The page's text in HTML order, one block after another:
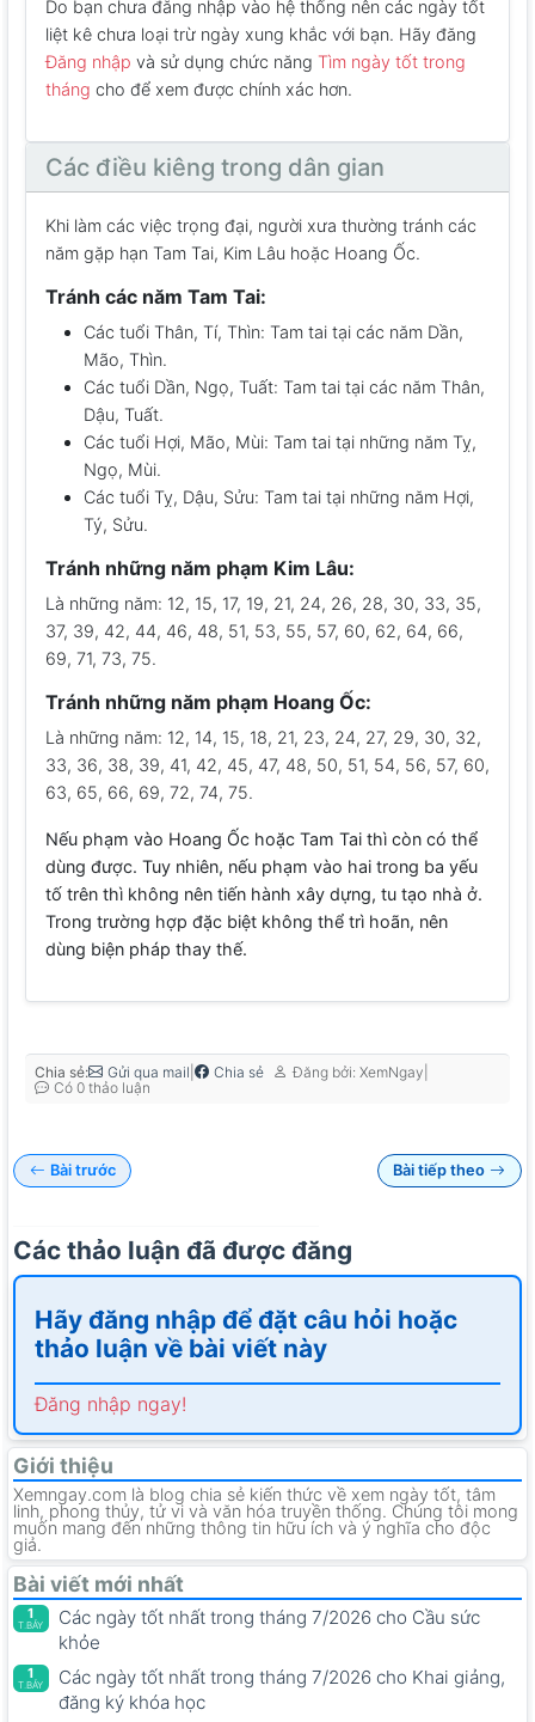
Do bạn chưa đăng nhập vào hệ thống nên các ngày tốt
liệt kê chưa loại trừ ngày xung khắc với bạn. Hãy đăng
Đăng nhập và sử dụng chức năng Tìm ngày tốt trong
tháng cho để xem được chính xác hơn.
Các điều kiêng trong dân gian
Khi làm các việc trọng đại, người xưa thường tránh các
năm gặp hạn Tam Tai, Kim Lâu hoặc Hoang Ốc.
Tránh các năm Tam Tai:
Các tuổi Thân, Tí, Thìn: Tam tai tại các năm Dần,
Mão, Thìn.
Các tuổi Dần, Ngọ, Tuất: Tam tai tại các năm Thân,
Dậu, Tuất.
Các tuổi Hợi, Mão, Mùi: Tam tai tại những năm Tỵ,
Ngọ, Mùi.
Các tuổi Tỵ, Dậu, Sửu: Tam tai tại những năm Hợi,
Tý, Sửu.
Tránh những năm phạm Kim Lâu:
Là những năm: 12, 15, 17, 19, 21, 24, 26, 28, 30, 33, 35,
37, 39, 42, 44, 46, 48, 51, 53, 55, 57, 60, 62, 64, 66,
69, 71, 73, 75.
Tránh những năm phạm Hoang Ốc:
Là những năm: 12, 14, 15, 18, 21, 23, 24, 27, 29, 30, 32,
33, 36, 38, 39, 41, 42, 45, 47, 48, 50, 51, 54, 56, 57, 60,
63, 65, 66, 69, 72, 74, 75.
Nếu phạm vào Hoang Ốc hoặc Tam Tai thì còn có thể
dùng được. Tuy nhiên, nếu phạm vào hai trong ba yếu
tố trên thì không nên tiến hành xây dựng, tu tạo nhà ở.
Trong trường hợp đặc biệt không thể trì hoãn, nên
dùng biện pháp thay thế.
Chia sẻ: Gửi qua mail Chia sẻ Đăng bởi: XemNgay
Có 0 thảo luận
Bài trước Bài tiếp theo
Các thảo luận đã được đăng
Hãy đăng nhập để đặt câu hỏi hoặc
thảo luận về bài viết này
Đăng nhập ngay!
Giới thiệu
Xemngay.com là blog chia sẻ kiến thức về xem ngày tốt, tâm
linh, phong thủy, tử vi và văn hóa truyền thống. Chúng tôi mong
muốn mang đến những thông tin hữu ích và ý nghĩa cho độc
giả.
Bài viết mới nhất
1
T.BẢY
Các ngày tốt nhất trong tháng 7/2026 cho Cầu sức
khỏe
1
T.BẢY
Các ngày tốt nhất trong tháng 7/2026 cho Khai giảng,
đăng ký khóa học